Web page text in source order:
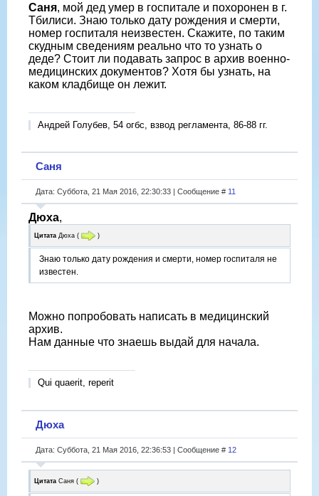
Саня, мой дед умер в госпитале и похоронен в г.
Тбилиси. Знаю только дату рождения и смерти,
номер госпиталя неизвестен. Скажите, по таким
скудным сведениям реально что то узнать о
деде? Стоит ли подавать запрос в архив военно-
медицинских документов? Хотя бы узнать, на
каком кладбище он лежит.
Андрей Голубев, 54 огбс, взвод регламента, 86-88 гг.
Саня
Дата: Суббота, 21 Мая 2016, 22:30:33 | Сообщение # 11
Дюха,
Цитата Дюха ( )
Знаю только дату рождения и смерти, номер госпиталя не
известен.
Можно попробовать написать в медицинский
архив.
Нам данные что знаешь выдай для начала.
Qui quaerit, reperit
Дюха
Дата: Суббота, 21 Мая 2016, 22:36:53 | Сообщение # 12
Цитата Саня ( )